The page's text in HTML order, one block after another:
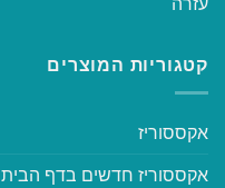
קטגוריות המוצרים
אקססוריז
אקססוריז חדשים בדף הבית